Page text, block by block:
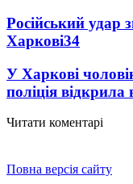
Російський
Харкові34
У Харкові
поліція відкрила
Читати коментарі
Повна версія сайту